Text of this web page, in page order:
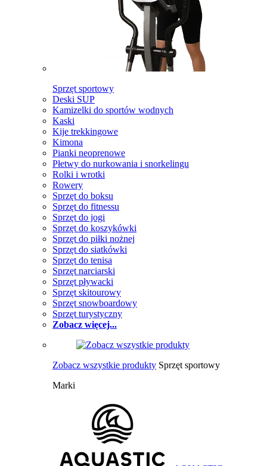
Sprzęt sportowy
Deski SUP
Kamizelki do sportów wodnych
Kaski
Kije trekkingowe
Kimona
Pianki neoprenowe
Płetwy do nurkowania i snorkelingu
Rolki i wrotki
Rowery
Sprzęt do boksu
Sprzęt do fitnessu
Sprzęt do jogi
Sprzęt do koszykówki
Sprzęt do piłki nożnej
Sprzęt do siatkówki
Sprzęt do tenisa
Sprzęt narciarski
Sprzęt pływacki
Sprzęt skitourowy
Sprzęt snowboardowy
Sprzęt turystyczny
Zobacz więcej...
Zobacz wszystkie produkty Sprzęt sportowy
Marki